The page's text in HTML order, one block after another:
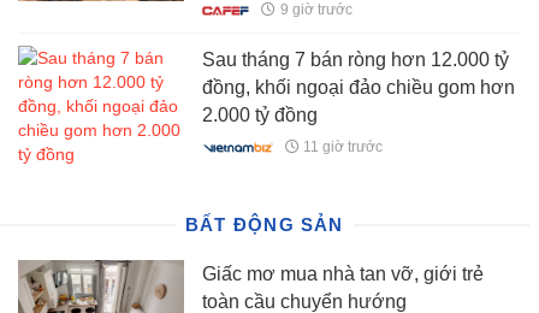
9 giờ trước
Sau tháng 7 bán ròng hơn 12.000 tỷ
đồng, khối ngoại đảo chiều gom hơn
2.000 tỷ đồng
11 giờ trước
BẤT ĐỘNG SẢN
Giấc mơ mua nhà tan vỡ, giới trẻ
toàn cầu chuyển hướng